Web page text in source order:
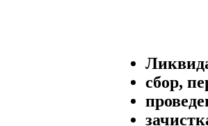
сбор,